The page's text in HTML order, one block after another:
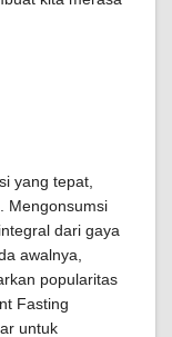
yang tepat,
Mengonsumsi
dari gaya
awalnya,
popularitas
Fasting
untuk